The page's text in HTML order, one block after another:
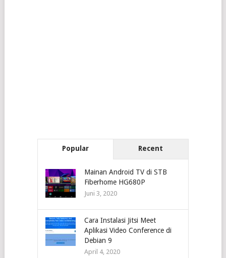
Popular Recent
Mainan Android TV di STB
Fiberhome HG680P
Juni 3, 2020
Cara Instalasi Jitsi Meet
Aplikasi Video Conference di
Debian 9
April 4, 2020